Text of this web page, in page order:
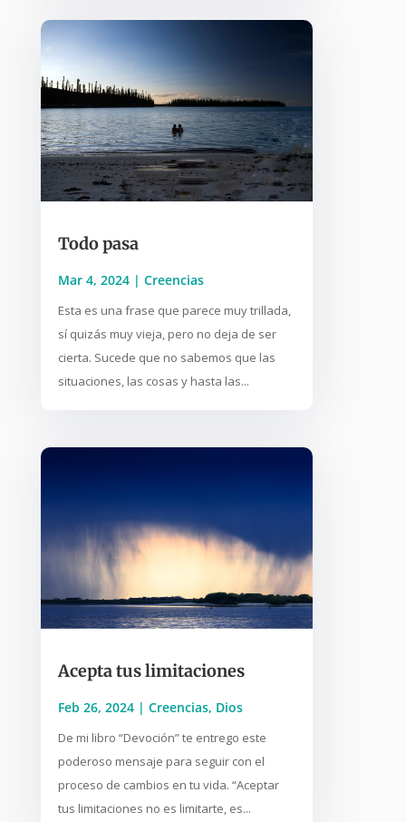
Todo pasa
Mar 4, 2024| Creencias
Esta es una frase que parece muy trillada,
sí quizás muy vieja, pero no deja de ser
cierta. Sucede que no sabemos que las
situaciones, las cosas y hasta las...
Acepta tus limitaciones
Feb 26, 2024| Creencias, Dios
De mi libro “Devoción” te entrego este
poderoso mensaje para seguir con el
proceso de cambios en tu vida. “Aceptar
tus limitaciones no es limitarte, es...